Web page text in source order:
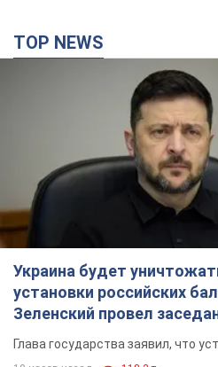
Украина будет
установки российских
Зеленский провел
Глава государства заявил, что
10 часов назад 118,2 т.
В июле армия РФ
количество БПЛА, лодок
Минобороны
В прошлом месяце также
расстоянии